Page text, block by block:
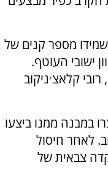
מספר קנים של
ישובי העוטף.
קלאצ׳ניקוב
במבנה ממנו ביצעו
לאחר חיסול
צבאית של